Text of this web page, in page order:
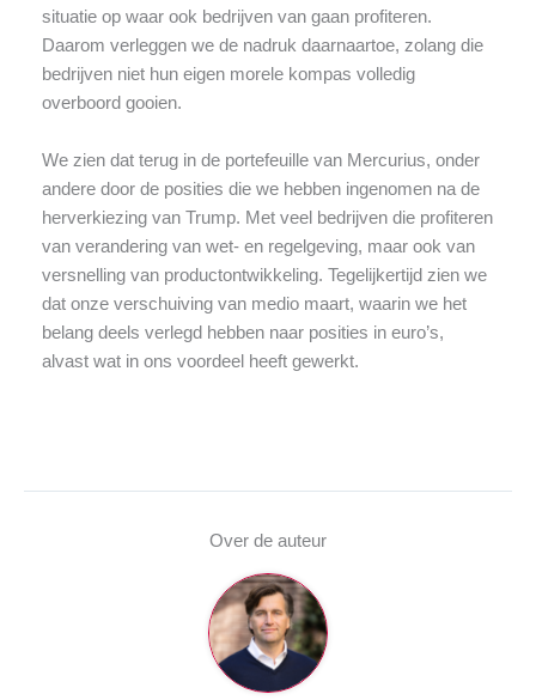
situatie op waar ook bedrijven van gaan profiteren.
Daarom verleggen we de nadruk daarnaartoe, zolang die
bedrijven niet hun eigen morele kompas volledig
overboord gooien.
We zien dat terug in de portefeuille van Mercurius, onder
andere door de posities die we hebben ingenomen na de
herverkiezing van Trump. Met veel bedrijven die profiteren
van verandering van wet- en regelgeving, maar ook van
versnelling van productontwikkeling. Tegelijkertijd zien we
dat onze verschuiving van medio maart, waarin we het
belang deels verlegd hebben naar posities in euro’s,
alvast wat in ons voordeel heeft gewerkt.
Over de auteur